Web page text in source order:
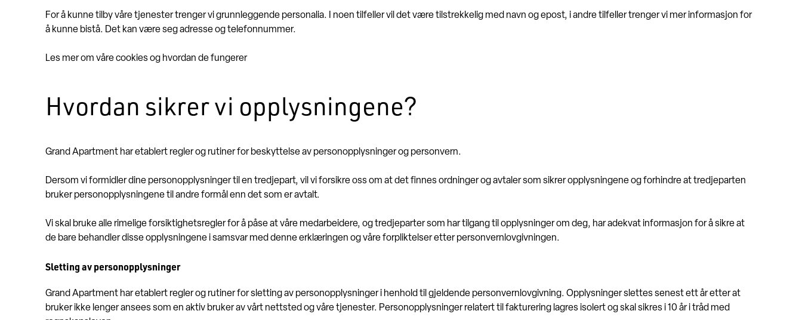
For å kunne tilby våre tjenester trenger vi grunnleggende personalia. I noen tilfeller vil det være tilstrekkelig med navn og epost, i andre tilfeller trenger vi mer informasjon for
å kunne bistå. Det kan være seg adresse og telefonnummer.
Les mer om våre cookies og hvordan de fungerer
Hvordan sikrer vi opplysningene?
Grand Apartment har etablert regler og rutiner for beskyttelse av personopplysninger og personvern.
Dersom vi formidler dine personopplysninger til en tredjepart, vil vi forsikre oss om at det finnes ordninger og avtaler som sikrer opplysningene og forhindre at tredjeparten
bruker personopplysningene til andre formål enn det som er avtalt.
Vi skal bruke alle rimelige forsiktighetsregler for å påse at våre medarbeidere, og tredjeparter som har tilgang til opplysninger om deg, har adekvat informasjon for å sikre at
de bare behandler disse opplysningene i samsvar med denne erklæringen og våre forpliktelser etter personvernlovgivningen.
Sletting av personopplysninger
Grand Apartment har etablert regler og rutiner for sletting av personopplysninger i henhold til gjeldende personvernlovgivning. Opplysninger slettes senest ett år etter at
bruker ikke lenger ansees som en aktiv bruker av vårt nettsted og våre tjenester. Personopplysninger relatert til fakturering lagres isolert og skal sikres i 10 år i tråd med